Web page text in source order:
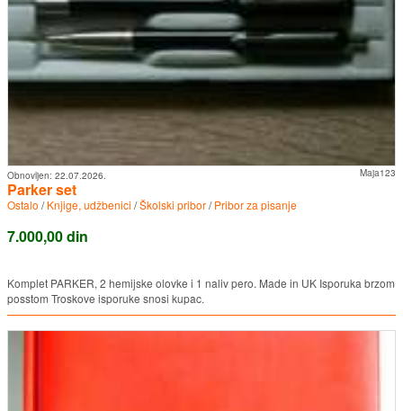
Maja123
Obnovljen: 22.07.2026.
Parker set
Ostalo /Knjige, udžbenici /Školski pribor/Pribor za pisanje
7.000,00 din
Komplet PARKER, 2 hemijske olovke i 1 naliv pero. Made in UK Isporuka brzom
posstom Troskove isporuke snosi kupac.